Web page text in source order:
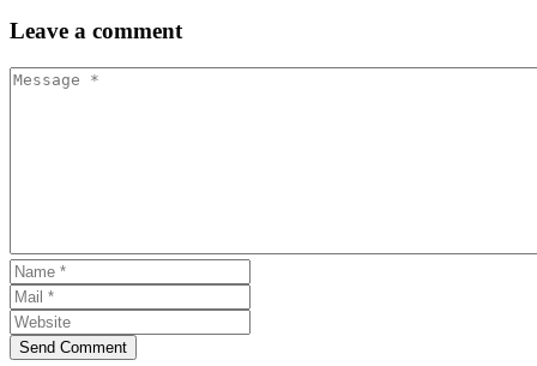
Leave a comment
Send Comment